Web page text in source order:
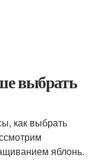
выбрать
как выбрать
яблонь.